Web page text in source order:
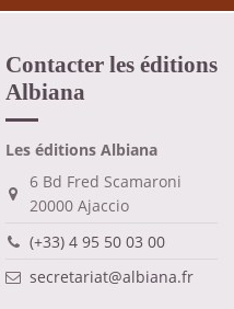
Contacter les éditions
Albiana
Les éditions Albiana
6 Bd Fred Scamaroni
20000 Ajaccio
(+33) 4 95 50 03 00
secretariat@albiana.fr